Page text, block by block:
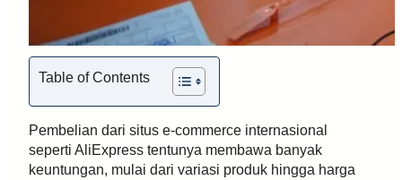
Table of Contents
Pembelian dari situs e-commerce internasional
seperti AliExpress tentunya membawa banyak
keuntungan, mulai dari variasi produk hingga harga